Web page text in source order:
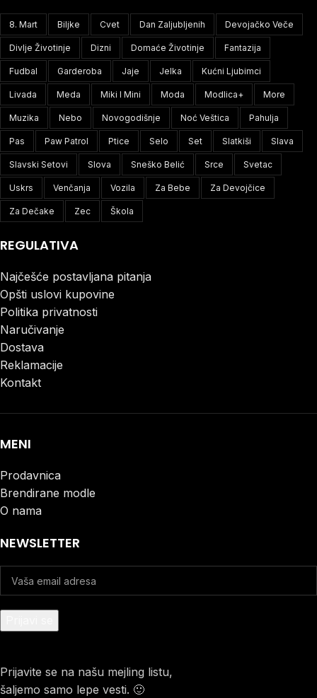
8. Mart Biljke Cvet Dan Zaljubljenih Devojačko Veče
Divlje Životinje Dizni Domaće Životinje Fantazija
Fudbal Garderoba Jaje Jelka Kućni Ljubimci
Livada Meda Miki I Mini Moda Modlica+ More
Muzika Nebo Novogodišnje Noć Veštica Pahulja
Pas Paw Patrol Ptice Selo Set Slatkiši Slava
Slavski Setovi Slova Sneško Belić Srce Svetac
Uskrs Venčanja Vozila Za Bebe Za Devojčice
Za Dečake Zec Škola
REGULATIVA
Najčešće postavljana pitanja
Opšti uslovi kupovine
Politika privatnosti
Naručivanje
Dostava
Reklamacije
Kontakt
MENI
Prodavnica
Brendirane modle
O nama
NEWSLETTER
Prijavite se na našu mejling listu,
šaljemo samo lepe vesti. 🙂